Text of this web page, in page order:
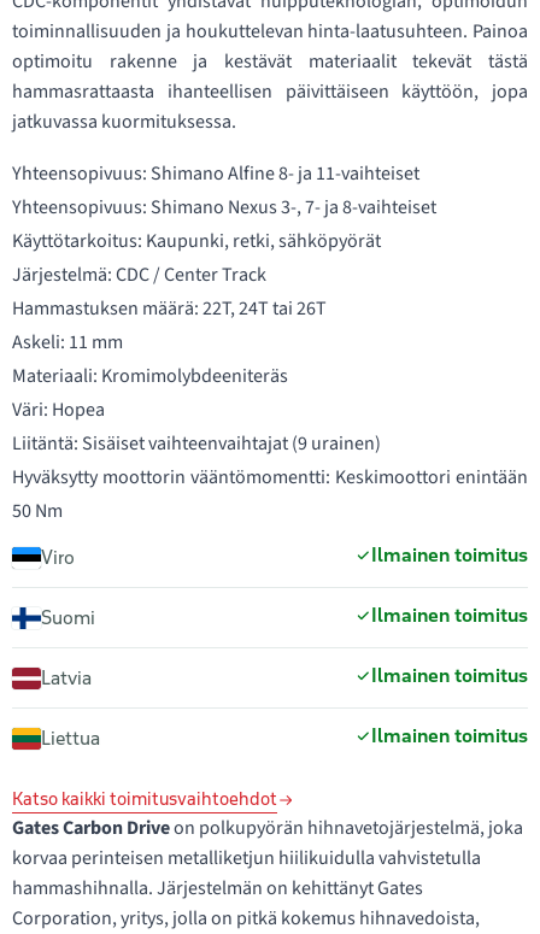
toiminnallisuuden ja houkuttelevan hinta-laatusuhteen. Painoa
optimoitu rakenne ja kestävät materiaalit tekevät tästä
hammasrattaasta ihanteellisen päivittäiseen käyttöön, jopa
jatkuvassa kuormituksessa.
Yhteensopivuus: Shimano Alfine 8- ja 11-vaihteiset
Yhteensopivuus: Shimano Nexus 3-, 7- ja 8-vaihteiset
Käyttötarkoitus: Kaupunki, retki, sähköpyörät
Järjestelmä: CDC / Center Track
Hammastuksen määrä: 22T, 24T tai 26T
Askeli: 11 mm
Materiaali: Kromimolybdeeniteräs
Väri: Hopea
Liitäntä: Sisäiset vaihteenvaihtajat (9 urainen)
Hyväksytty moottorin vääntömomentti: Keskimoottori enintään
50 Nm
Viro Ilmainen toimitus
Suomi Ilmainen toimitus
Latvia Ilmainen toimitus
Liettua Ilmainen toimitus
Katso kaikki toimitusvaihtoehdot
Gates Carbon Driveon polkupyörän hihnavetojärjestelmä, joka
korvaa perinteisen metalliketjun hiilikuidulla vahvistetulla
hammashihnalla. Järjestelmän on kehittänyt Gates
Corporation, yritys, jolla on pitkä kokemus hihnavedoista,